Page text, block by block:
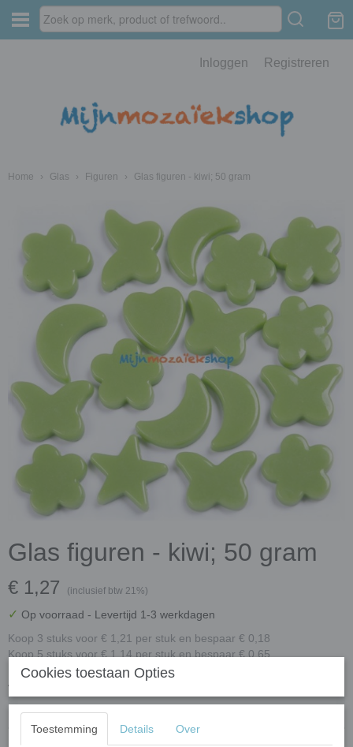
Inloggen Registreren
Home › Glas › Figuren › Glas figuren - kiwi; 50 gram
Glas figuren - kiwi; 50 gram
€ 1,27 (inclusief btw 21%)
✓ Op voorraad - Levertijd 1-3 werkdagen
Koop 3 stuks voor € 1,21 per stuk en bespaar € 0,18
Koop 5 stuks voor € 1,14 per stuk en bespaar € 0,65
Aantal
Cookies toestaan Opties
Toestemming Details Over